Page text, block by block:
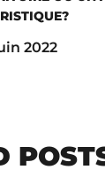
2022